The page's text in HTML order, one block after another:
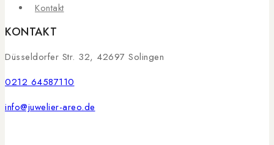
Kontakt
KONTAKT
Düsseldorfer Str. 32, 42697 Solingen
0212 64587110
info@juwelier-areo.de